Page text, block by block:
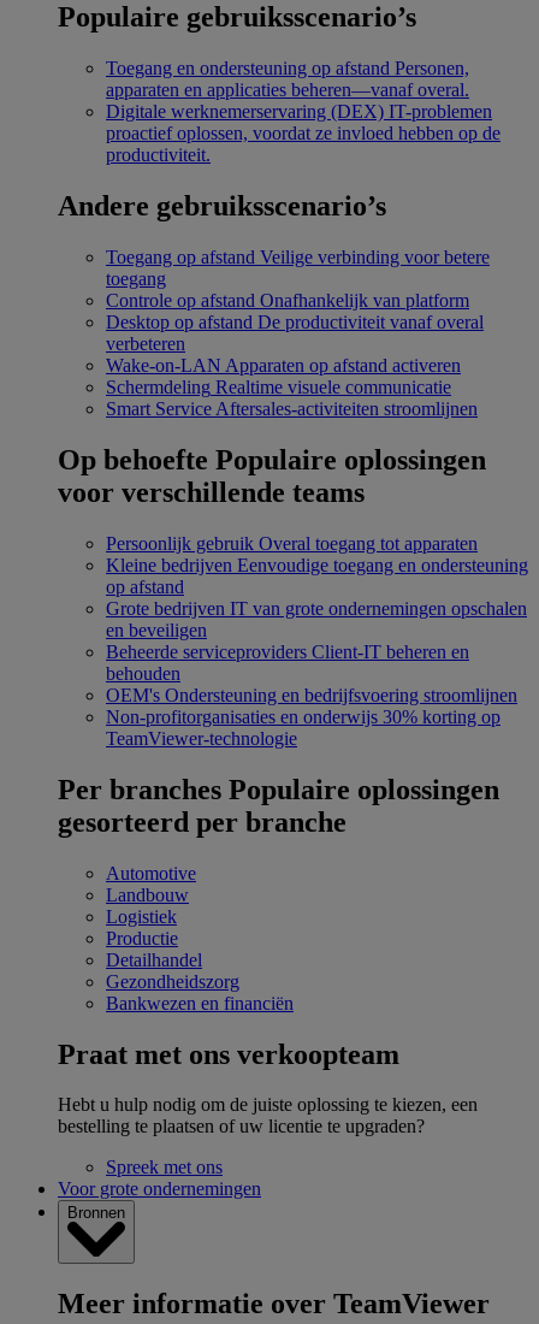
Populaire gebruiksscenario’s
Toegang en ondersteuning op afstand Personen,
apparaten en applicaties beheren—vanaf overal.
Digitale werknemerservaring (DEX) IT-problemen
proactief oplossen, voordat ze invloed hebben op de
productiviteit.
Andere gebruiksscenario’s
Toegang op afstand Veilige verbinding voor betere
toegang
Controle op afstand Onafhankelijk van platform
Desktop op afstand De productiviteit vanaf overal
verbeteren
Wake-on-LAN Apparaten op afstand activeren
Schermdeling Realtime visuele communicatie
Smart Service Aftersales-activiteiten stroomlijnen
Op behoefte Populaire oplossingen
voor verschillende teams
Persoonlijk gebruik Overal toegang tot apparaten
Kleine bedrijven Eenvoudige toegang en ondersteuning
op afstand
Grote bedrijven IT van grote ondernemingen opschalen
en beveiligen
Beheerde serviceproviders Client-IT beheren en
behouden
OEM's Ondersteuning en bedrijfsvoering stroomlijnen
Non-profitorganisaties en onderwijs 30% korting op
TeamViewer-technologie
Per branches Populaire oplossingen
gesorteerd per branche
Automotive
Landbouw
Logistiek
Productie
Detailhandel
Gezondheidszorg
Bankwezen en financiën
Praat met ons verkoopteam
Hebt u hulp nodig om de juiste oplossing te kiezen, een
bestelling te plaatsen of uw licentie te upgraden?
Spreek met ons
Voor grote ondernemingen
Bronnen
Meer informatie over TeamViewer